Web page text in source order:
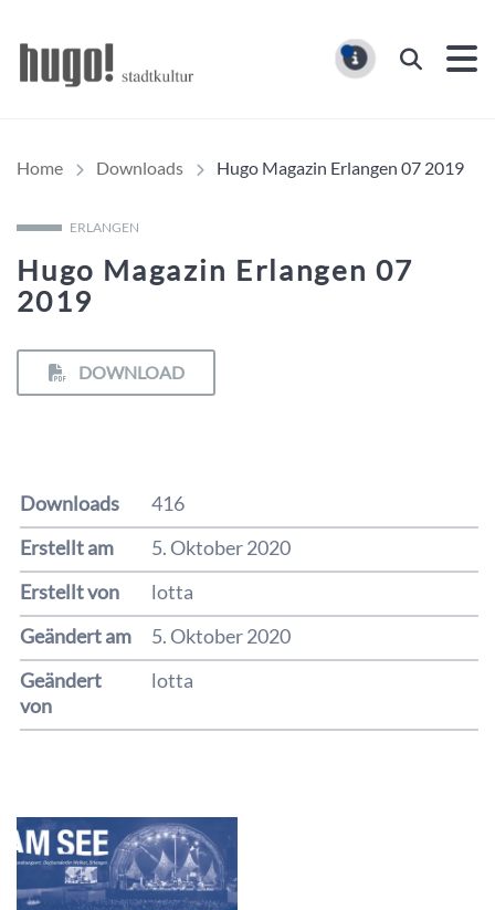
Suchen
Home Downloads Hugo Magazin Erlangen 07 2019
ERLANGEN
Hugo Magazin Erlangen 07
2019
DOWNLOAD
Downloads
416
Erstellt am
5. Oktober 2020
Erstellt von
lotta
Geändert am
5. Oktober 2020
Geändert
von
lotta